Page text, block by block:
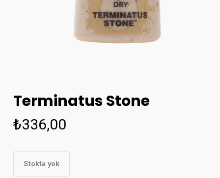
Terminatus Stone
₺336,00
Stokta yok